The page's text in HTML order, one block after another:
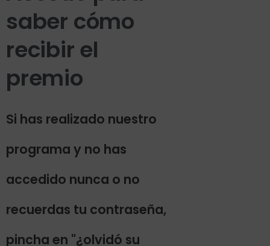
saber cómo
recibir el
premio
Si has realizado nuestro
programa y no has
accedido nunca o no
recuerdas tu contraseña,
pincha en "¿olvidó su